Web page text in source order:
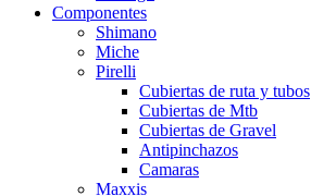
Componentes
Shimano
Miche
Pirelli
Cubiertas de ruta y tubos
Cubiertas de Mtb
Cubiertas de Gravel
Antipinchazos
Camaras
Maxxis